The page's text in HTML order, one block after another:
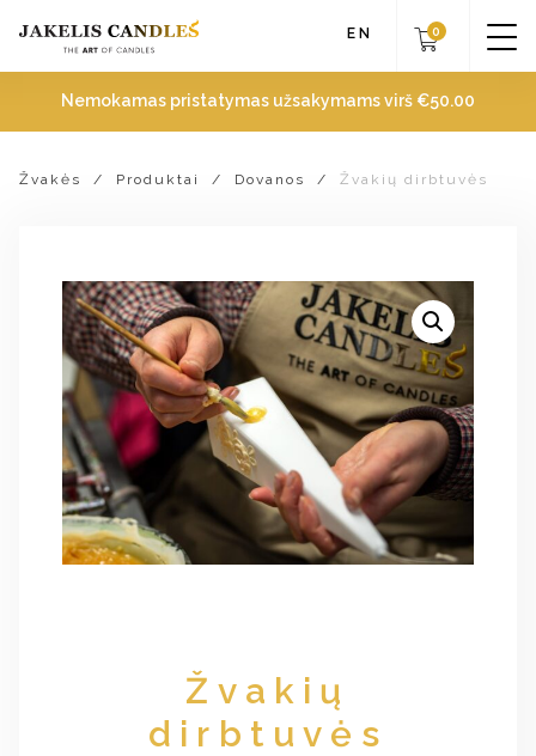
Nemokamas pristatymas užsakymams virš €50.00
EN 0
Žvakės / Produktai / Dovanos / Žvakių dirbtuvės
Žvakių
dirbtuvės